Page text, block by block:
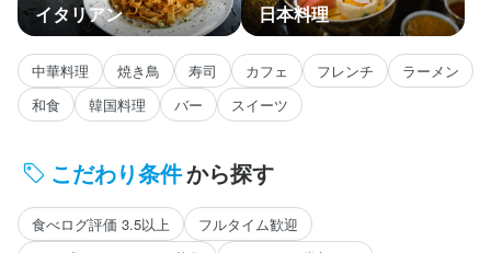
イタリアン 日本料理
中華料理 焼き鳥 寿司 カフェ フレンチ
ラーメン
和食
韓国料理 バー スイーツ
こだわり条件から探す
食べログ評価 3.5以上
フルタイム歓迎